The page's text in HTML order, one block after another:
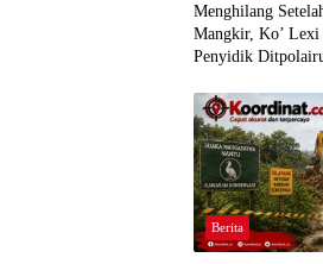
Menghilang
Mangkir, Ko’
Penyidik
Berita